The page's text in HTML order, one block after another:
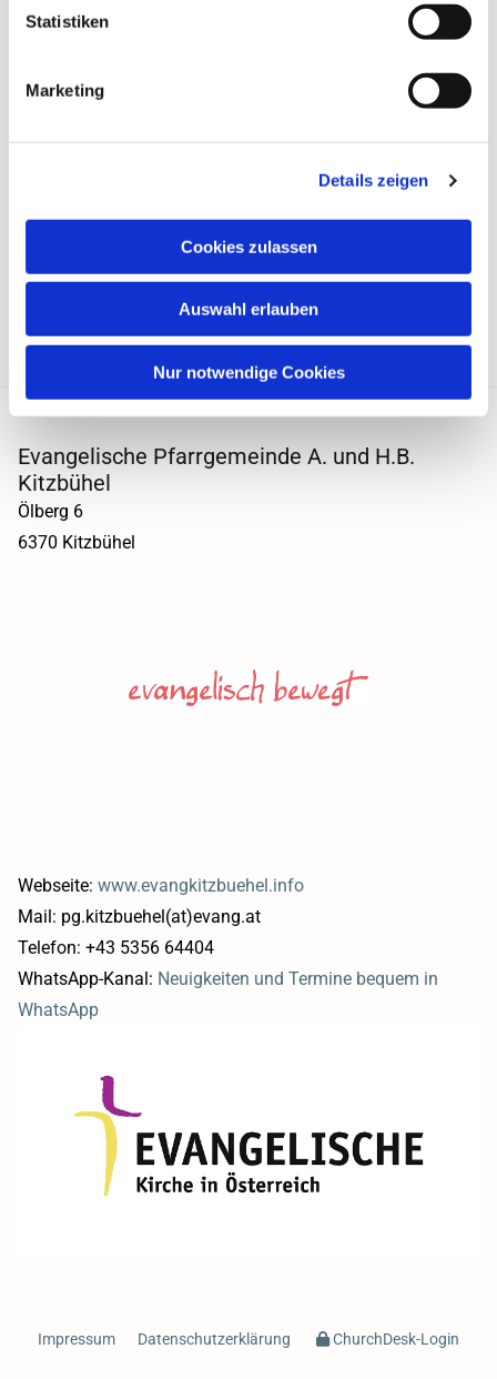
Statistiken
Marketing
Details zeigen
Cookies zulassen
Auswahl erlauben
Nur notwendige Cookies
Evangelische Pfarrgemeinde A. und H.B.
Kitzbühel
Ölberg 6
6370 Kitzbühel
Webseite: www.evangkitzbuehel.info
Mail: pg.kitzbuehel(at)evang.at
Telefon: +43 5356 64404
WhatsApp-Kanal: Neuigkeiten und Termine bequem in
WhatsApp
Impressum Datenschutzerklärung ChurchDesk-Login